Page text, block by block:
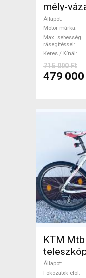
mély-vázas
Trekking/
Bosch
Állapot
Motor márka
Max. sebesség
rásegítéssel
Keres / Kínál
715 000 Ft
479 000
KTM Mtb Mountain Bike elöl
Állapot
Fokozatok elöl